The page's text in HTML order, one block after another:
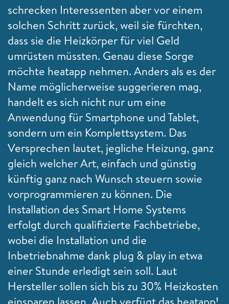
schrecken Interessenten aber vor einem
solchen Schritt zurück, weil sie fürchten,
dass sie die Heizkörper für viel Geld
umrüsten müssten. Genau diese Sorge
möchte heatapp nehmen. Anders als es der
Name möglicherweise suggerieren mag,
handelt es sich nicht nur um eine
Anwendung für Smartphone und Tablet,
sondern um ein Komplettsystem. Das
Versprechen lautet, jegliche Heizung, ganz
gleich welcher Art, einfach und günstig
künftig ganz nach Wunsch steuern sowie
vorprogrammieren zu können. Die
Installation des Smart Home Systems
erfolgt durch qualifizierte Fachbetriebe,
wobei die Installation und die
Inbetriebnahme dank plug & play in etwa
einer Stunde erledigt sein soll. Laut
Hersteller sollen sich bis zu 30% Heizkosten